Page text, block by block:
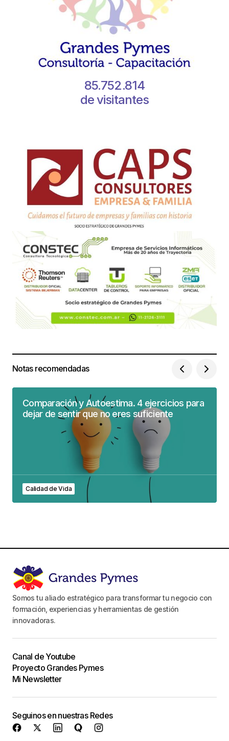
85.752.814
de visitantes
Notas recomendadas
Comparación y Autoestima. 4 ejercicios para
dejar de sentir que no eres suficiente
Calidad de Vida
Somos tu aliado estratégico para transformar tu negocio con
formación, experiencias y herramientas de gestión
innovadoras.
Canal de Youtube
Proyecto Grandes Pymes
Mi Newsletter
Seguinos en nuestras Redes